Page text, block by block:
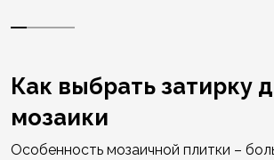
Как выбрать затирку
мозаики
Особенность мозаичной плитки –